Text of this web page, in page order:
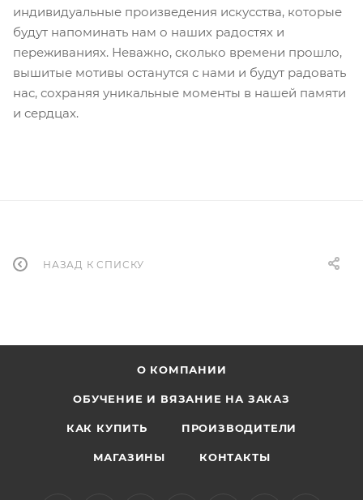
индивидуальные произведения искусства, которые
будут напоминать нам о наших радостях и
переживаниях. Неважно, сколько времени прошло,
вышитые мотивы останутся с нами и будут радовать
нас, сохраняя уникальные моменты в нашей памяти
и сердцах.
НАЗАД К СПИСКУ
О КОМПАНИИ
ОБУЧЕНИЕ И ВЯЗАНИЕ НА ЗАКАЗ
КАК КУПИТЬ ПРОИЗВОДИТЕЛИ
МАГАЗИНЫ КОНТАКТЫ